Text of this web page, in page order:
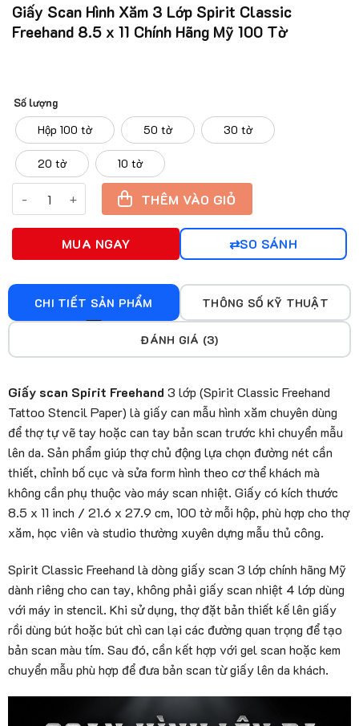
Giấy Scan Hình Xăm 3 Lớp Spirit Classic
Freehand 8.5 x 11 Chính Hãng Mỹ 100 Tờ
Số lượng
Hộp 100 tờ 50 tờ 30 tờ
20 tờ
10 tờ
Giấy Scan Hình Xăm 3 Lớp Spirit Classic Freehand 8.5 x 11
THÊM VÀO GIỎ
MUA NGAY SO SÁNH
CHI TIẾT SẢN PHẨM THÔNG SỐ KỸ THUẬT
ĐÁNH GIÁ (3)
Giấy scan Spirit Freehand 3 lớp (Spirit Classic Freehand
Tattoo Stencil Paper) là giấy can mẫu hình xăm chuyên dùng
để thợ tự vẽ tay hoặc can tay bản scan trước khi chuyển mẫu
lên da. Sản phẩm giúp thợ chủ động lựa chọn đường nét cần
thiết, chỉnh bố cục và sửa form hình theo cơ thể khách mà
không cần phụ thuộc vào máy scan nhiệt. Giấy có kích thước
8.5 x 11 inch / 21.6 x 27.9 cm, 100 tờ mỗi hộp, phù hợp cho thợ
xăm, học viên và studio thường xuyên dựng mẫu thủ công.
Spirit Classic Freehand là dòng giấy scan 3 lớp chính hãng Mỹ
dành riêng cho can tay, không phải giấy scan nhiệt 4 lớp dùng
với máy in stencil. Khi sử dụng, thợ đặt bản thiết kế lên giấy
rồi dùng bút hoặc bút chì can lại các đường quan trọng để tạo
bản scan màu tím. Sau đó, cần kết hợp với gel scan hoặc kem
chuyển mẫu phù hợp để đưa bản scan từ giấy lên da khách.